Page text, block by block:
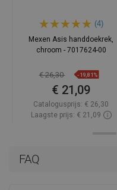
FAQ
(4)
Mexen Asis handdoekrek,
chroom - 7017624-00
€ 26,30 -19,81%
€ 21,09
Catalogusprijs: € 26,30
Laagste prijs: € 21,09